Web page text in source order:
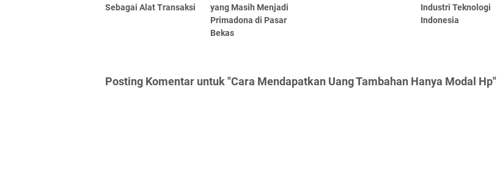
Sebagai Alat Transaksi
yang Masih Menjadi
Primadona di Pasar
Bekas
Industri Teknologi
Indonesia
Posting Komentar untuk "Cara Mendapatkan Uang Tambahan Hanya Modal Hp"